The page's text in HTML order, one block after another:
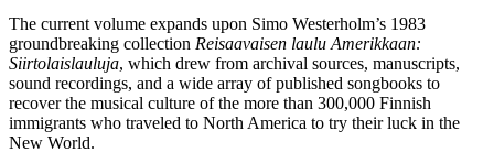
The current volume expands upon Simo Westerholm’s 1983
groundbreaking collection Reisaavaisen laulu Amerikkaan:
Siirtolaislauluja, which drew from archival sources, manuscripts,
sound recordings, and a wide array of published songbooks to
recover the musical culture of the more than 300,000 Finnish
immigrants who traveled to North America to try their luck in the
New World.